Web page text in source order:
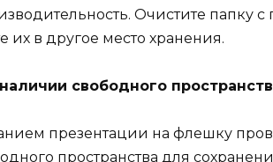
Очистите папку
их в другое место хранения.
свободного
презентации на флешку
пространства для